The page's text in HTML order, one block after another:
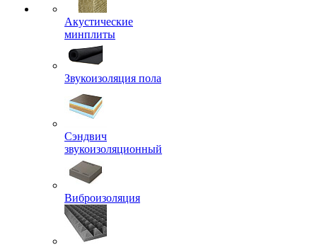
Акустические
минплиты
Звукоизоляция пола
Сэндвич
звукоизоляционный
Виброизоляция